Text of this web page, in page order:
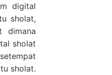
digital
sholat,
dimana
sholat
sholat.